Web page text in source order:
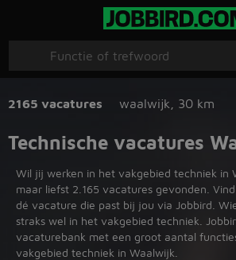
2165 vacatures waalwijk 30 km
Technische vacatures
Wil jij werken in het vakgebied techniek in
maar liefst 2.165 vacatures gevonden.
dé vacature die past bij jou via Jobbird.
straks wel in het vakgebied techniek.
vacaturebank met een groot aantal
vakgebied techniek in Waalwijk.